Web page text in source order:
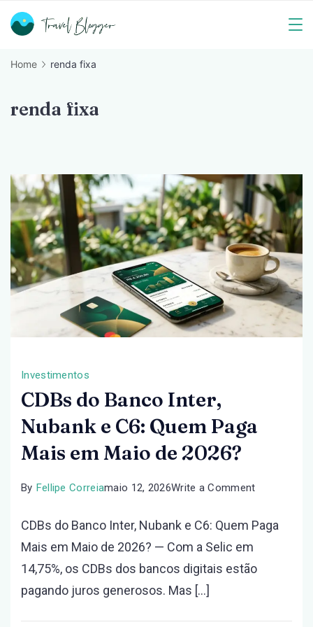
Skip
Home renda fixa
renda fixa
Investimentos
CDBs do Banco Inter,
Nubank e C6: Quem Paga
Mais em Maio de 2026?
By Fellipe Correiamaio 12, 2026Write a Commenton
do
Inter,
CDBs do Banco Inter, Nubank e C6: Quem Paga
Mais em Maio de 2026? — Com a Selic em
14,75%, os CDBs dos bancos digitais estão
pagando juros generosos. Mas […]